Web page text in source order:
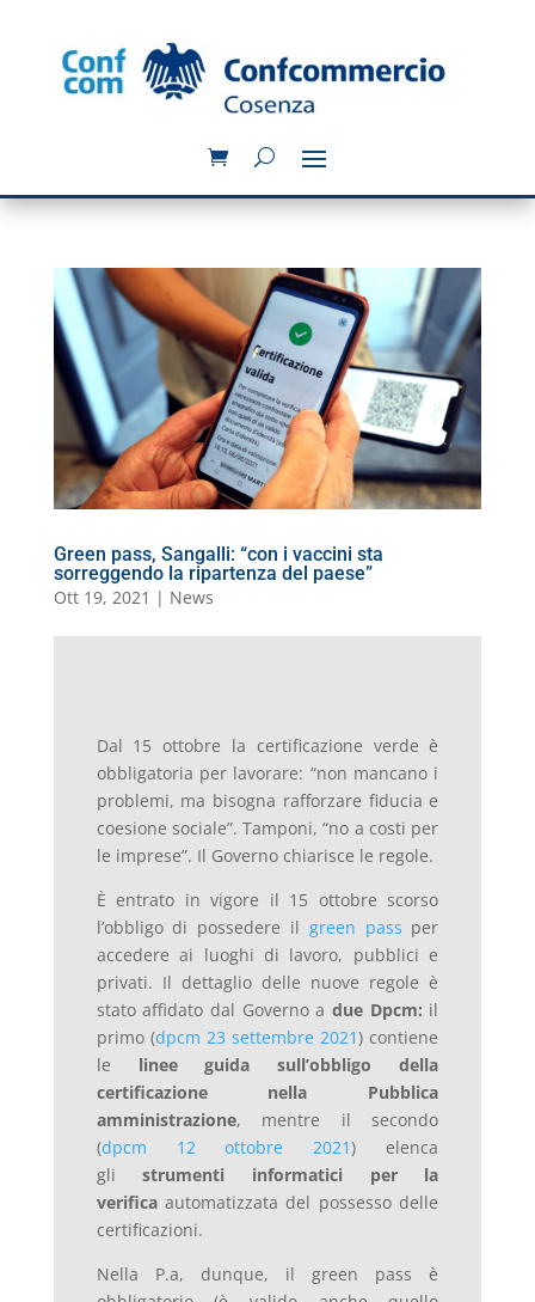
Green pass, Sangalli: “con i vaccini sta
sorreggendo la ripartenza del paese”
Ott 19, 2021 | News
Dal 15 ottobre la certificazione verde è
obbligatoria per lavorare: “non mancano i
problemi, ma bisogna rafforzare fiducia e
coesione sociale”. Tamponi, “no a costi per
le imprese”. Il Governo chiarisce le regole.
È entrato in vigore il 15 ottobre scorso
l’obbligo di possedere il green pass per
accedere ai luoghi di lavoro, pubblici e
privati. Il dettaglio delle nuove regole è
stato affidato dal Governo a due Dpcm: il
primo (dpcm 23 settembre 2021) contiene
le linee guida sull’obbligo della
certificazione nella Pubblica
amministrazione, mentre il secondo
(dpcm 12 ottobre 2021) elenca
glistrumenti informatici per la
verificaautomatizzata del possesso delle
certificazioni.
Nella P.a, dunque, il green pass è